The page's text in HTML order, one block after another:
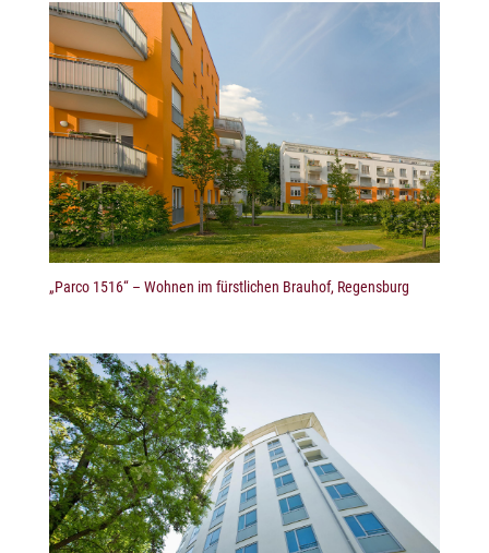
„Parco 1516“ – Wohnen im fürstlichen Brauhof, Regensburg